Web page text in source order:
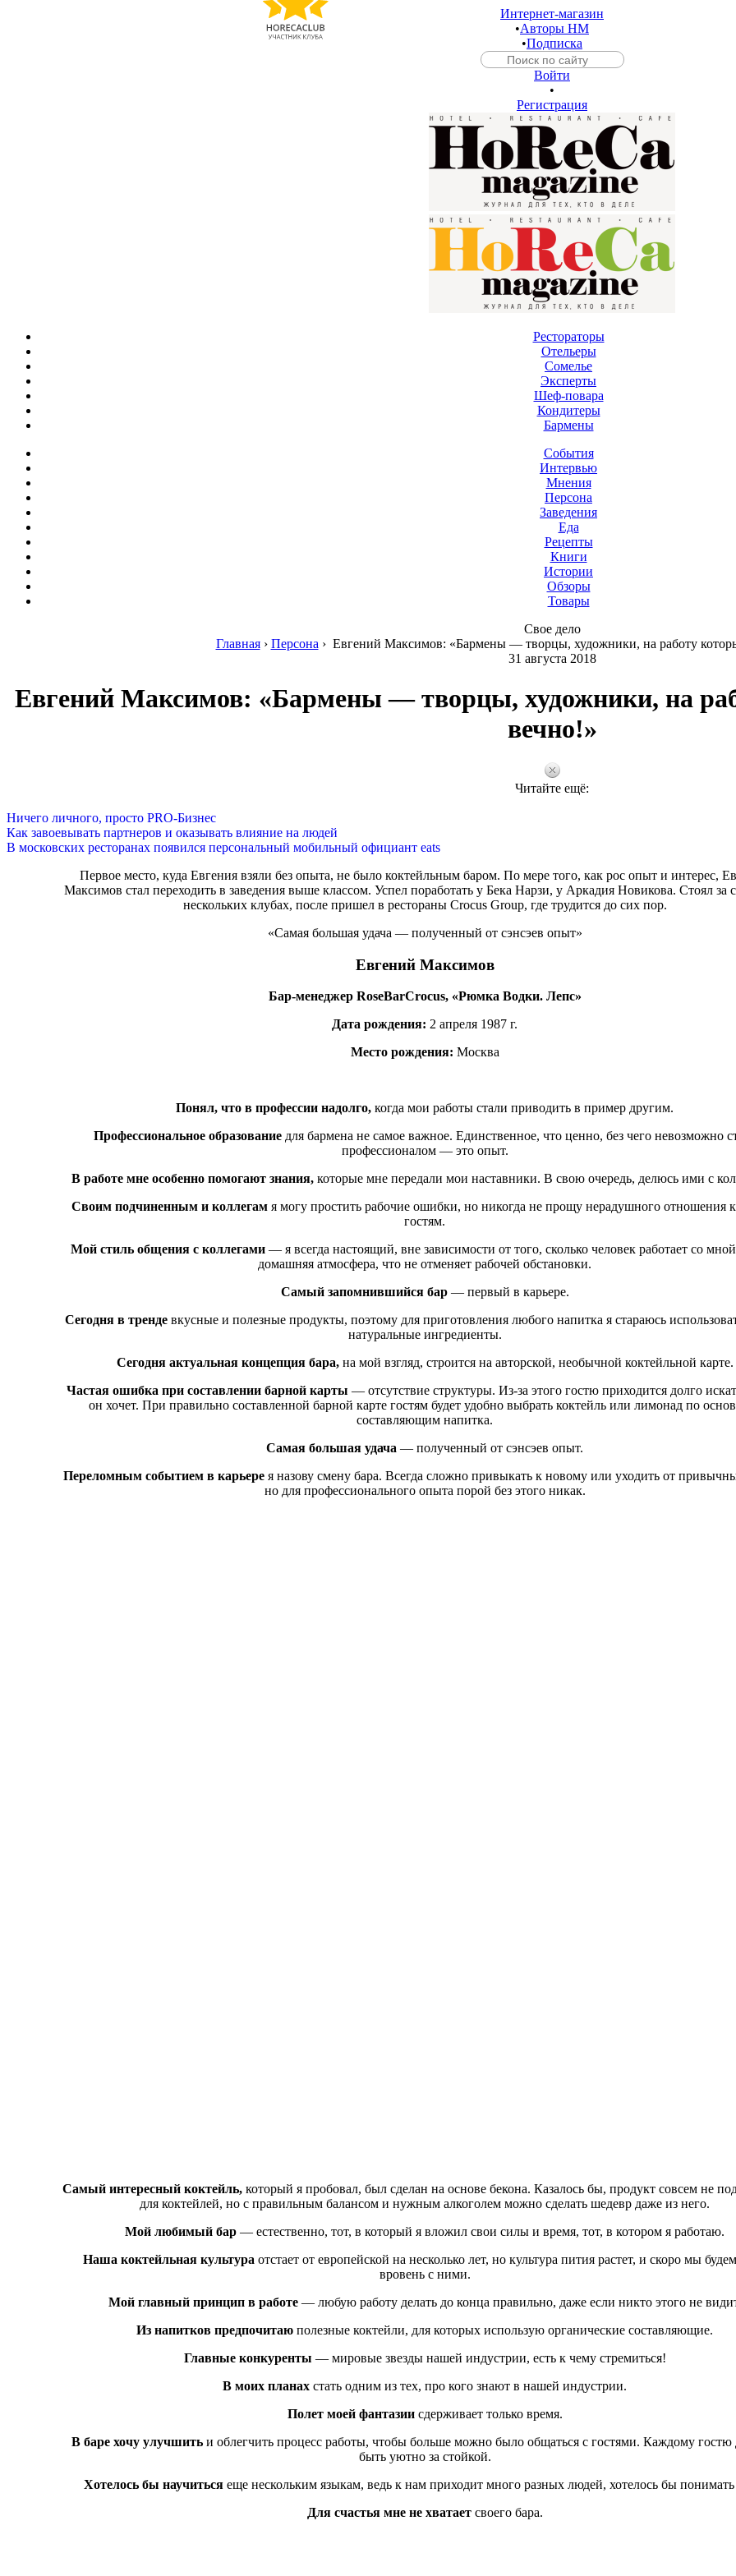
Интернет-магазин
•Авторы HM
•Подписка
Войти
•
Регистрация
Рестораторы
Отельеры
Сомелье
Эксперты
Шеф-повара
Кондитеры
Бармены
События
Интервью
Мнения
Персона
Заведения
Еда
Рецепты
Книги
Истории
Обзоры
Товары
Свое дело
Главная› Персона › Евгений Максимов: «Бармены — творцы, художники, на работу
31 августа 2018
Евгений Максимов: «Бармены — творцы, художники, на
вечно!»
Читайте ещё:
Ничего личного, просто PRO-Бизнес
Как завоевывать партнеров и оказывать влияние на людей
В московских ресторанах появился персональный мобильный официант eats
Первое место, куда Евгения взяли без опыта, не было коктейльным баром. По мере того, как рос опыт и интерес,
Максимов стал переходить в заведения выше классом. Успел поработать у Бека Нарзи, у Аркадия Новикова. Стоял за
нескольких клубах, после пришел в рестораны Crocus Group, где трудится до сих пор.
«Самая большая удача — полученный от сэнсэев опыт»
Евгений Максимов
Бар-менеджер RoseBarCrocus, «Рюмка Водки. Лепс»
Дата рождения: 2 апреля 1987 г.
Место рождения: Москва
Понял, что в профессии надолго, когда мои работы стали приводить в пример другим.
Профессиональное образование для бармена не самое важное. Единственное, что ценно, без чего невозможно
профессионалом — это опыт.
В работе мне особенно помогают знания,которые мне передали мои наставники. В свою очередь, делюсь ими с
Своим подчиненным и коллегам я могу простить рабочие ошибки, но никогда не прощу нерадушного отношения
гостям.
Мой стиль общения с коллегами— я всегда настоящий, вне зависимости от того, сколько человек работает со
домашняя атмосфера, что не отменяет рабочей обстановки.
Самый запомнившийся бар— первый в карьере.
Сегодня в тренде вкусные и полезные продукты, поэтому для приготовления любого напитка я стараюсь
натуральные ингредиенты.
Сегодня актуальная концепция бара,на мой взгляд, строится на авторской, необычной коктейльной карте.
Частая ошибка при составлении барной карты — отсутствие структуры. Из-за этого гостю приходится долго
он хочет. При правильно составленной барной карте гостям будет удобно выбрать коктейль или лимонад по
составляющим напитка.
Самая большая удача — полученный от сэнсэев опыт.
Переломным событием в карьерея назову смену бара. Всегда сложно привыкать к новому или уходить от
но для профессионального опыта порой без этого никак.
Самый интересный коктейль, который я пробовал, был сделан на основе бекона. Казалось бы, продукт совсем не
для коктейлей, но с правильным балансом и нужным алкоголем можно сделать шедевр даже из него.
Мой любимый бар — естественно, тот, в который я вложил свои силы и время, тот, в котором я работаю.
Наша коктейльная культура отстает от европейской на несколько лет, но культура пития растет, и скоро мы
вровень с ними.
Мой главный принцип в работе— любую работу делать до конца правильно, даже если никто этого не
Из напитков предпочитаю полезные коктейли, для которых использую органические составляющие.
Главные конкуренты — мировые звезды нашей индустрии, есть к чему стремиться!
В моих планах стать одним из тех, про кого знают в нашей индустрии.
Полет моей фантазиисдерживает только время.
В баре хочу улучшить и облегчить процесс работы, чтобы больше можно было общаться с гостями. Каждому
быть уютно за стойкой.
Хотелось бы научиться еще нескольким языкам, ведь к нам приходит много разных людей, хотелось бы понимать
Для счастья мне не хватаетсвоего бара.